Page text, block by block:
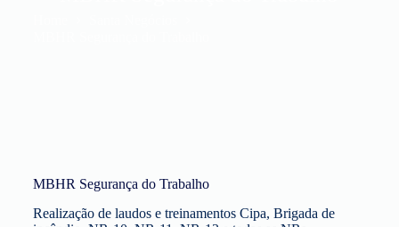
MBHR Segurança do Trabalho
Realização de laudos e treinamentos Cipa, Brigada de